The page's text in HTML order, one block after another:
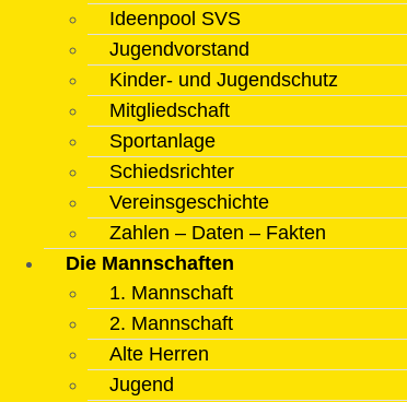
Ideenpool SVS
Jugendvorstand
Kinder- und Jugendschutz
Mitgliedschaft
Sportanlage
Schiedsrichter
Vereinsgeschichte
Zahlen – Daten – Fakten
Die Mannschaften
1. Mannschaft
2. Mannschaft
Alte Herren
Jugend